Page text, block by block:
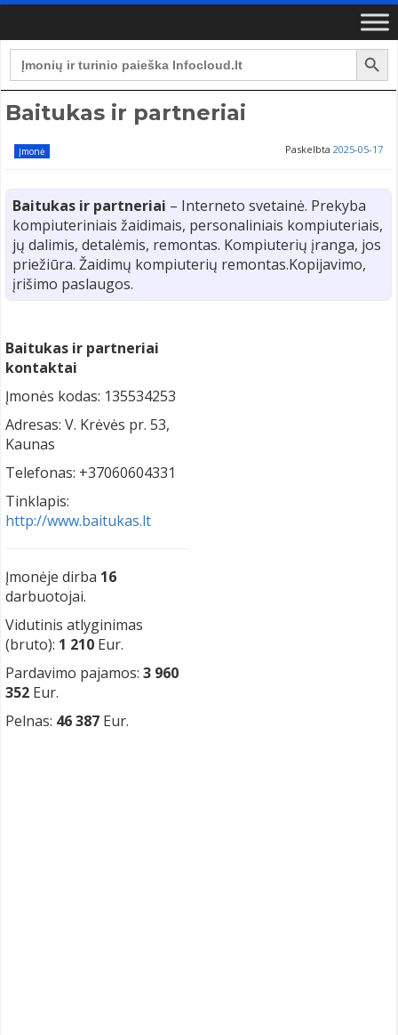
Search
for:
Search Button
Baitukas ir partneriai
Įmonė Paskelbta 2025-05-17
Baitukas ir partneriai – Interneto svetainė. Prekyba
kompiuteriniais žaidimais, personaliniais kompiuteriais,
jų dalimis, detalėmis, remontas. Kompiuterių įranga, jos
priežiūra. Žaidimų kompiuterių remontas.Kopijavimo,
įrišimo paslaugos.
Baitukas ir partneriai
kontaktai
Įmonės kodas: 135534253
Adresas: V. Krėvės pr. 53,
Kaunas
Telefonas: +37060604331
Tinklapis:
http://www.baitukas.lt
Įmonėje dirba 16
darbuotojai.
Vidutinis atlyginimas
(bruto): 1 210 Eur.
Pardavimo pajamos: 3 960
352 Eur.
Pelnas: 46 387 Eur.